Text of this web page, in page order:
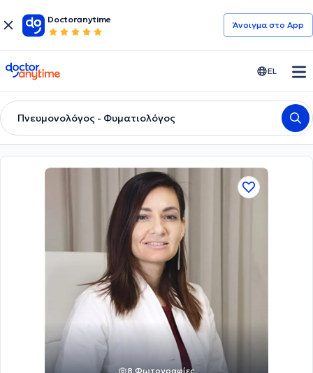
Doctoranytime
Άνοιγμα στο App
doctoranytime EL
Πνευμονολόγος - Φυματιολόγος
8 Φωτογραφίες